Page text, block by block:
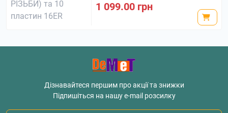
1 099.00 грн
Дізнавайтеся першим про акції та знижки
Підпишіться на нашу e-mail розсилку